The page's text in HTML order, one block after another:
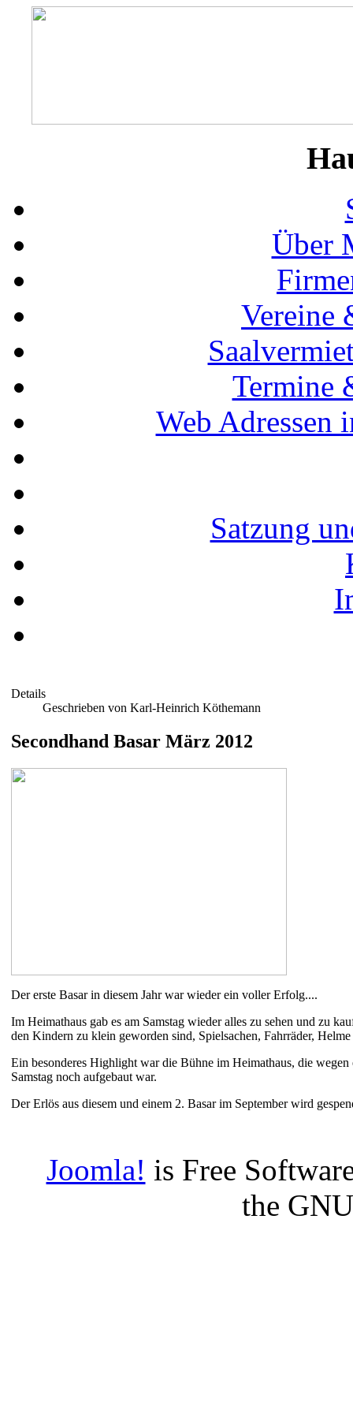
Über
Vereine
Termine
Web Adressen
Satzung
Details
Geschrieben von Karl-Heinrich Köthemann
Secondhand Basar März 2012
Der erste Basar in diesem Jahr war wieder ein voller Erfolg....
Im Heimathaus gab es am Samstag wieder alles zu sehen und zu
den Kindern zu klein geworden sind, Spielsachen, Fahrräder,
Ein besonderes Highlight war die Bühne im Heimathaus, die
Samstag noch aufgebaut war.
Der Erlös aus diesem und einem 2. Basar im September wird
Joomla! is Free
the